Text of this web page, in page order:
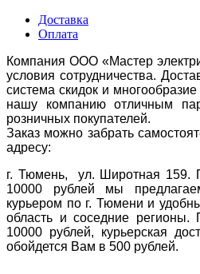
Доставка
Оплата
Компания ООО «Мастер
условия сотрудничества.
система скидок и
нашу компанию отличным
розничных покупателей.
Заказ можно забрать
адресу:
г. Тюмень, ул. Широтная 159.
10000 рублей мы
курьером по г. Тюмени и
область и соседние
10000 рублей, курьерская
обойдется Вам в 500 рублей.